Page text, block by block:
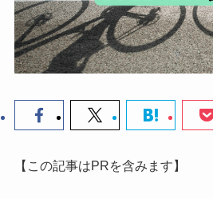
【この記事はPRを含みます】